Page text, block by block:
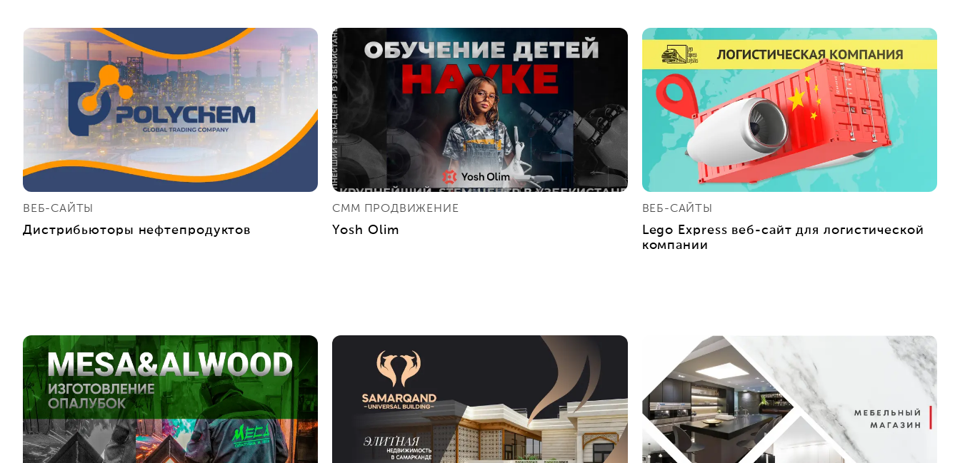
ВЕБ-САЙТЫ
Дистрибьюторы нефтепродуктов
СММ ПРОДВИЖЕНИЕ
Yosh Olim
ВЕБ-САЙТЫ
Lego Express веб-сайт для логистической
компании